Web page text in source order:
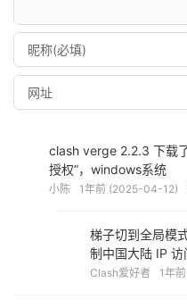
clash verge 2.2.3 下载
授权”，windows系统
小陈 1年前 (2025-04-12)
梯子切到全局模
制中国大陆 IP 访
Clash爱好者 1年